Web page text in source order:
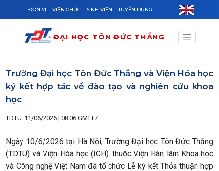
Skip to main content
ĐƠN VỊ VIÊN CHỨC SINH VIÊN TUYỂN DỤNG
ĐẠI HỌC TÔN ĐỨC THẮNG
Trường Đại học Tôn Đức Thắng và Viện Hóa học
ký kết hợp tác về đào tạo và nghiên cứu khoa
học
TDTU, 11/06/2026 | 08:06 GMT+7
Ngày 10/6/2026 tại Hà Nội, Trường Đại học Tôn Đức Thắng
(TDTU) và Viện Hóa học (ICH), thuộc Viện Hàn lâm Khoa học
và Công nghệ Việt Nam đã tổ chức Lễ ký kết Thỏa thuận hợp